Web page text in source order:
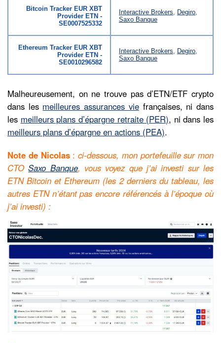
Bitcoin Tracker EUR XBT
Provider ETN -
SE0007525332
Interactive Brokers Degiro
Saxo Banque
Ethereum Tracker EUR XBT
Provider ETN -
SE0010296582
Interactive Brokers Degiro
Saxo Banque
Malheureusement, on ne trouve pas d’ETN/ETF crypto
dans les meilleures assurances viefrançaises, ni dans
les meilleurs plans d’épargne retraite (PER), ni dans les
meilleurs plans d’épargne en actions (PEA).
Note de Nicolas: ci-dessous, mon portefeuille sur mon
CTOSaxo Banque, vous voyez que j’ai investi sur les
ETN Bitcoin et Ethereum (les 2 derniers du tableau, les
autres ETN n’étant pas encore référencés à l’époque où
j’ai investi) :